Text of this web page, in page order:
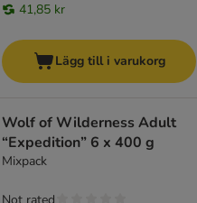
41,85 kr
Lägg till i varukorg
Wolf of Wilderness Adult
“Expedition” 6 x 400 g
Mixpack